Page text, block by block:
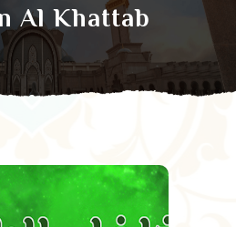
Al Khattab